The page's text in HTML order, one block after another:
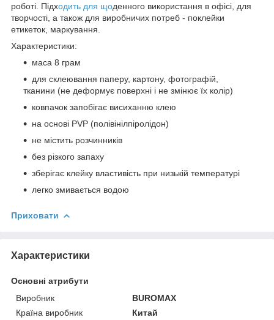
роботі. Підходить для щоденного використання в офісі, для
творчості, а також для виробничих потреб - поклейки
етикеток, маркування.
Характеристики:
маса 8 грам
для склеювання паперу, картону, фотографій,
тканини (не деформує поверхні і не змінює їх колір)
ковпачок запобігає висиханню клею
на основі PVР (полівінілпіролідон)
не містить розчинників
без різкого запаху
зберігає клейку властивість при низькій температурі
легко змивається водою
Приховати
Характеристики
Основні атрибути
Виробник
BUROMAX
Країна виробник
Китай